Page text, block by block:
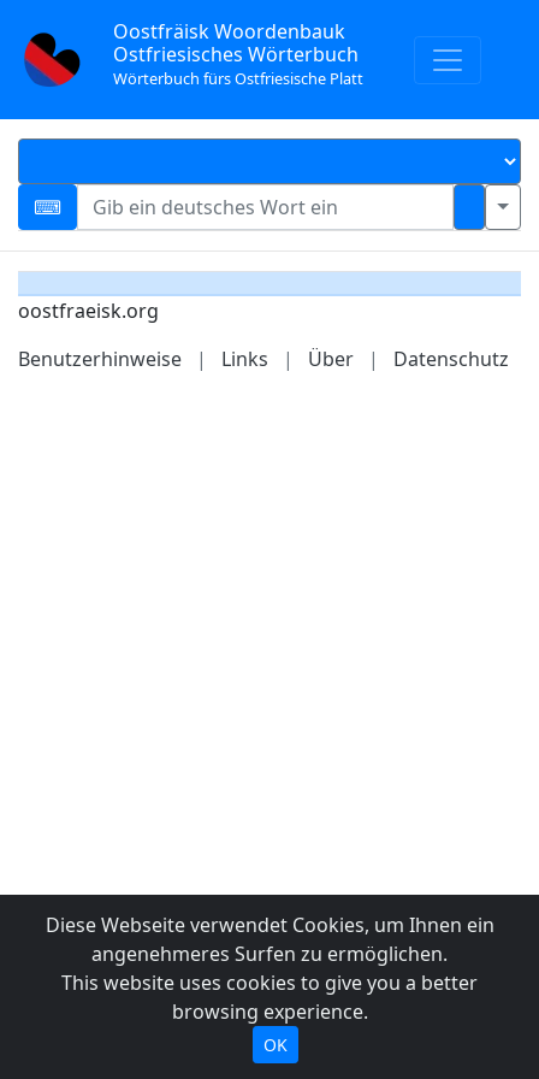
Oostfräisk Woordenbauk
Ostfriesisches Wörterbuch
Wörterbuch fürs Ostfriesische Platt
oostfraeisk.org
Benutzerhinweise
| Links | Über | Datenschutz
Diese Webseite verwendet Cookies, um Ihnen ein
angenehmeres Surfen zu ermöglichen.
This website uses cookies to give you a better
browsing experience.
OK